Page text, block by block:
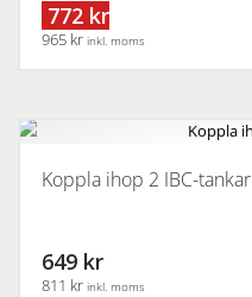
772 kr
965 kr inkl. moms
Koppla ihop 2 IBC-tankar
649 kr
811 kr inkl. moms